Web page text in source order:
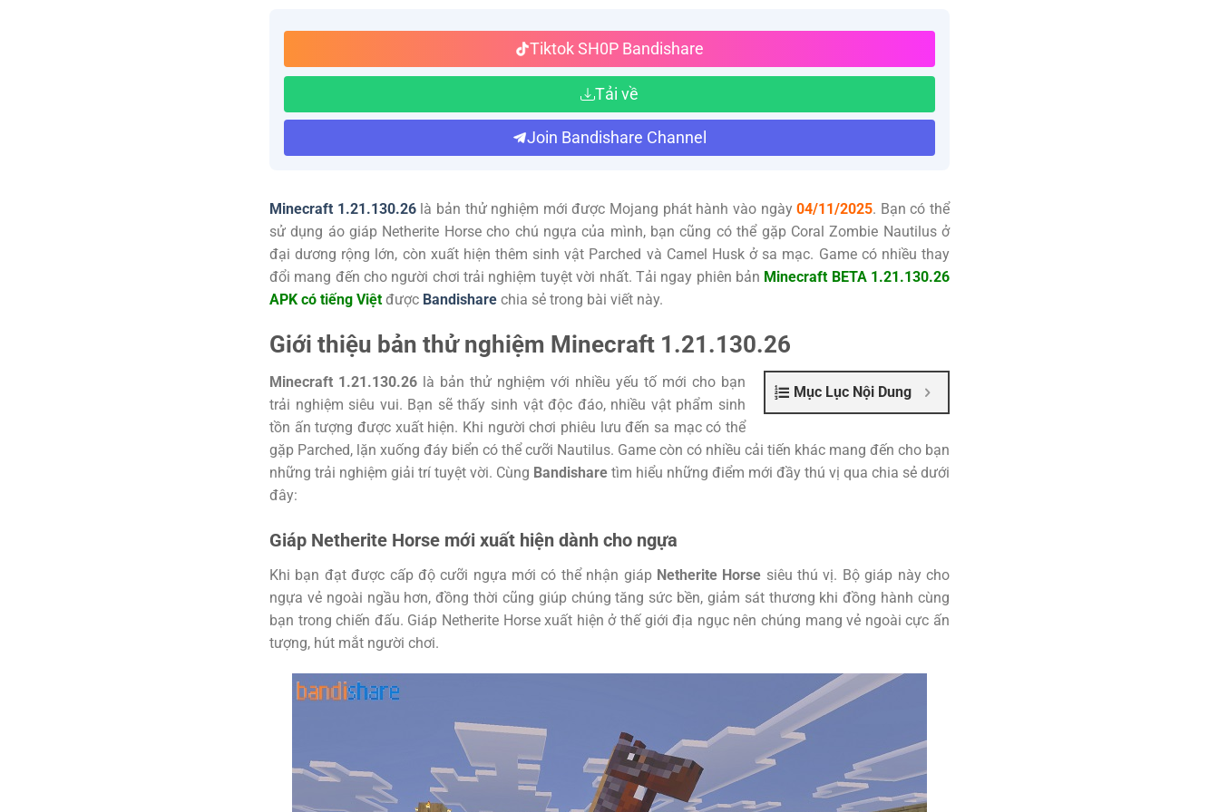
Tiktok SH0P Bandishare
Tải về
Join Bandishare Channel
Minecraft 1.21.130.26là bản thử nghiệm mới được Mojang phát hành vào ngày04/11/2025. Bạn có thể
sử dụng áo giáp Netherite Horse cho chú ngựa của mình, bạn cũng có thể gặp Coral Zombie Nautilus ở
đại dương rộng lớn, còn xuất hiện thêm sinh vật Parched và Camel Husk ở sa mạc. Game có nhiều thay
đổi mang đến cho người chơi trải nghiệm tuyệt vời nhất. Tải ngay phiên bản Minecraft BETA 1.21.130.26
APK có tiếng Việt được Bandishare chia sẻ trong bài viết này.
Giới thiệu bản thử nghiệm Minecraft 1.21.130.26
Mục Lục Nội Dung
Minecraft 1.21.130.26 là bản thử nghiệm với nhiều yếu tố mới cho bạn
trải nghiệm siêu vui. Bạn sẽ thấy sinh vật độc đáo, nhiều vật phẩm sinh
tồn ấn tượng được xuất hiện. Khi người chơi phiêu lưu đến sa mạc có thể
gặp Parched, lặn xuống đáy biển có thể cưỡi Nautilus. Game còn có nhiều cải tiến khác mang đến cho bạn
những trải nghiệm giải trí tuyệt vời. Cùng Bandishare tìm hiểu những điểm mới đầy thú vị qua chia sẻ dưới
đây:
Giáp Netherite Horse mới xuất hiện dành cho ngựa
Khi bạn đạt được cấp độ cưỡi ngựa mới có thể nhận giáp Netherite Horse siêu thú vị. Bộ giáp này cho
ngựa vẻ ngoài ngầu hơn, đồng thời cũng giúp chúng tăng sức bền, giảm sát thương khi đồng hành cùng
bạn trong chiến đấu. Giáp Netherite Horse xuất hiện ở thế giới địa ngục nên chúng mang vẻ ngoài cực ấn
tượng, hút mắt người chơi.